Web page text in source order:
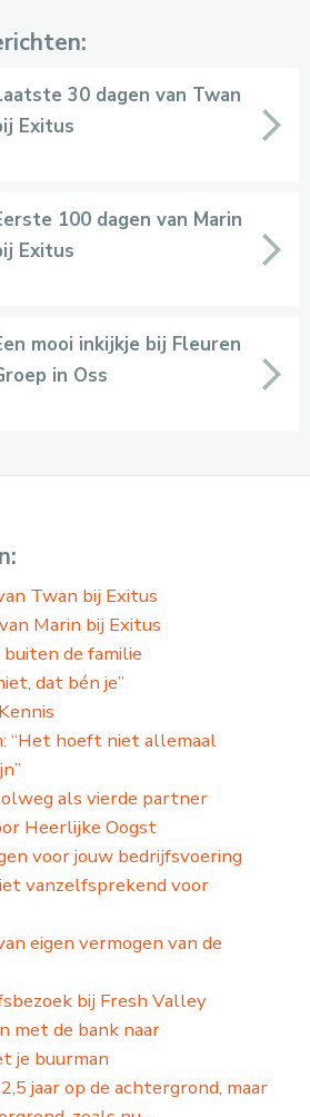
30 dagen van Twan
Exitus
100 dagen van Marin
Exitus
mooi inkijkje bij Fleuren
in Oss
Twan bij Exitus
Marin bij Exitus
de familie
dat bén je”
“Het hoeft niet allemaal
als vierde partner
Heerlijke Oogst
voor jouw bedrijfsvoering
vanzelfsprekend voor
eigen vermogen van de
bij Fresh Valley
met de bank naar
je buurman
jaar op de achtergrond, maar